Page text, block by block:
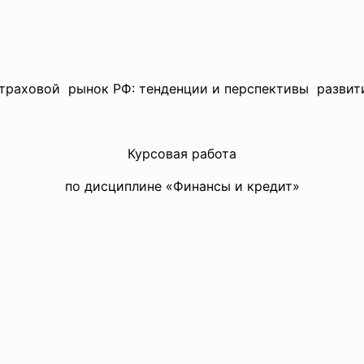
рынок РФ: тенденции и перспективы
Курсовая работа
по дисциплине «Финансы и кредит»